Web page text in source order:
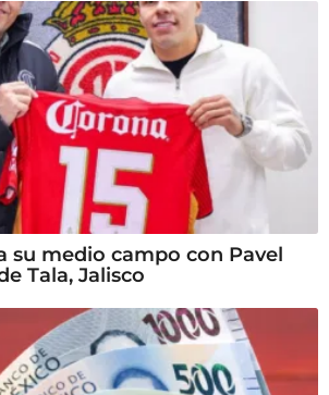
su medio campo con Pavel
Tala, Jalisco